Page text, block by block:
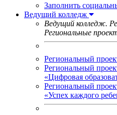
Заполнить
Ведущий колледж
Ведущий колледж.
Региональные
Региональный
Региональный
«Цифровая
Региональный
«Успех каждого